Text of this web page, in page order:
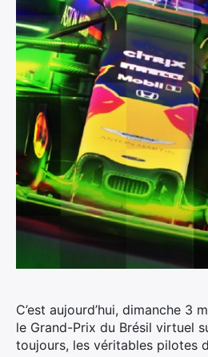
C’est aujourd’hui, dimanche 3
le Grand-Prix du Brésil virtuel
toujours, les véritables pilotes